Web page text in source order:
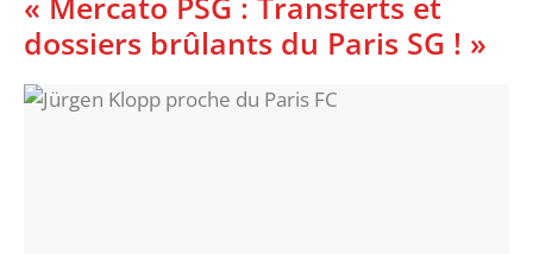
dossiers brûlants du Paris SG ! »